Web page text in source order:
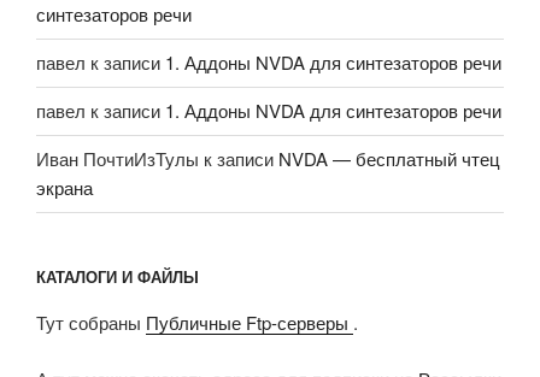
синтезаторов речи
павел к записи 1. Аддоны NVDA для синтезаторов речи
павел к записи 1. Аддоны NVDA для синтезаторов речи
Иван ПочтиИзТулы к записи NVDA — бесплатный чтец
экрана
КАТАЛОГИ И ФАЙЛЫ
Тут собраны Публичные Ftp-серверы .